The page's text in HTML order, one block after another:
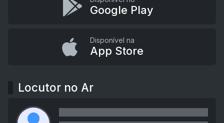
Google Play
Disponível na
App Store
Locutor no Ar